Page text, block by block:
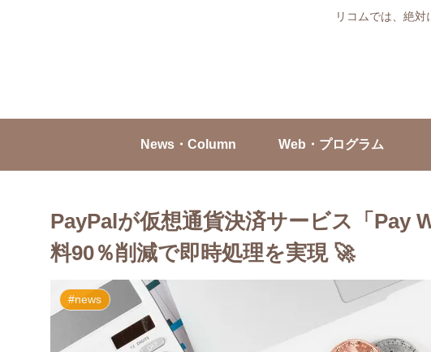
リコムでは、絶対
News・Column Web・プログラム
PayPalが仮想通貨決済サービス「Pay
料90％削減で即時処理を実現 🚀
#news